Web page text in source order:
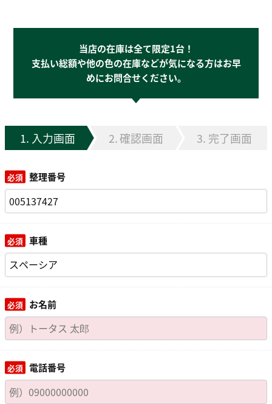
当店の在庫は全て限定1台！
支払い総額や他の色の在庫などが気になる方はお早
めにお問合せください。
入力画面 確認画面 完了画面
整理番号
車種
お名前
電話番号